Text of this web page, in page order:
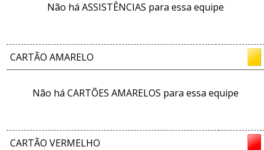
Não há ASSISTÊNCIAS para essa equipe
CARTÃO AMARELO
Não há CARTÕES AMARELOS para essa equipe
CARTÃO VERMELHO